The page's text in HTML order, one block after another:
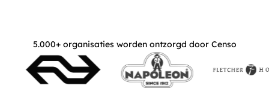
5.000+ organisaties worden ontzorgd door Censo